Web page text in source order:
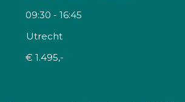
09:30 - 16:45
Utrecht
€ 1.495,-